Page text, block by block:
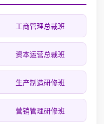
工商管理总裁班
资本运营总裁班
生产制造研修班
营销管理研修班